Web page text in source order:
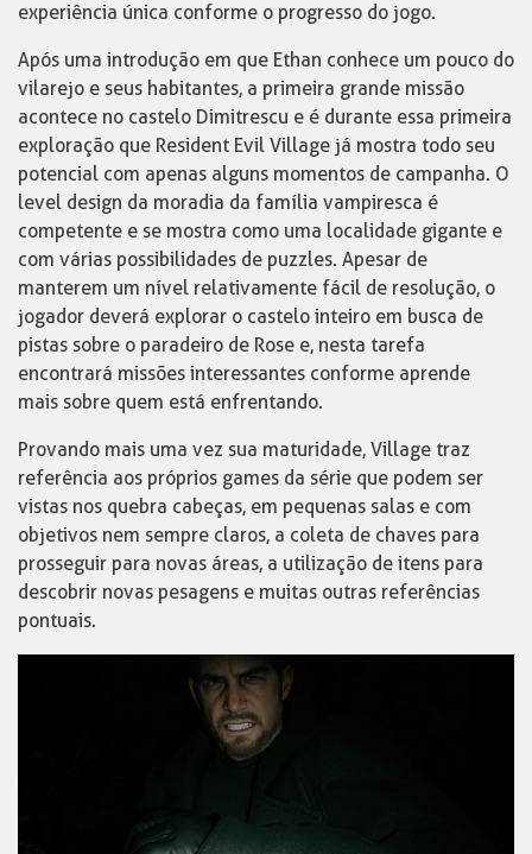
experiência única conforme o progresso do jogo.
Após uma introdução em que Ethan conhece um pouco do
vilarejo e seus habitantes, a primeira grande missão
acontece no castelo Dimitrescu e é durante essa primeira
exploração que Resident Evil Village já mostra todo seu
potencial com apenas alguns momentos de campanha. O
level design da moradia da família vampiresca é
competente e se mostra como uma localidade gigante e
com várias possibilidades de puzzles. Apesar de
manterem um nível relativamente fácil de resolução, o
jogador deverá explorar o castelo inteiro em busca de
pistas sobre o paradeiro de Rose e, nesta tarefa
encontrará missões interessantes conforme aprende
mais sobre quem está enfrentando.
Provando mais uma vez sua maturidade, Village traz
referência aos próprios games da série que podem ser
vistas nos quebra cabeças, em pequenas salas e com
objetivos nem sempre claros, a coleta de chaves para
prosseguir para novas áreas, a utilização de itens para
descobrir novas pesagens e muitas outras referências
pontuais.